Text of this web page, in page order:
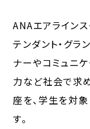
ANAエアライン
テンダント・グラ
ナーやコミュニ
力など社会で求
座を、学生を対
す。